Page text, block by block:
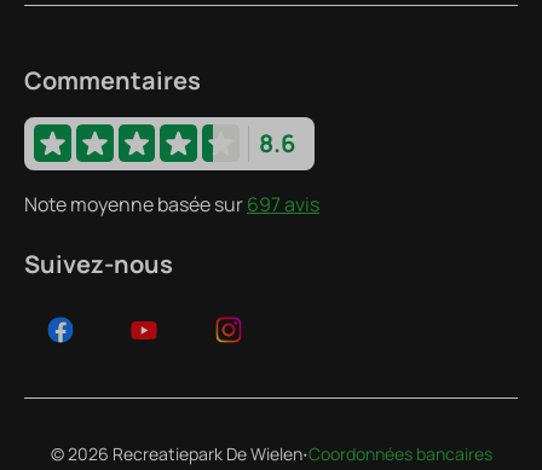
Commentaires
8.6
Note moyenne basée sur697 avis
Suivez-nous
© 2026 Recreatiepark De Wielen·Coordonnées bancaires